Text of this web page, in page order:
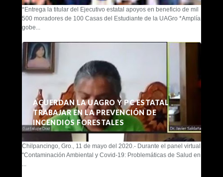
*Entrega la titular del Ejecutivo estatal apoyos en beneficio de mil
500 moradores de 100 Casas del Estudiante de la UAGro *Amplía
gobe...
ACUERDAN LA UAGRO Y PC ESTATAL
TRABAJAR EN LA PREVENCIÓN DE
INCENDIOS FORESTALES
Chilpancingo, Gro., 11 de mayo del 2020.- Durante el panel virtual
"Contaminación Ambiental y Covid-19: Problemáticas de Salud en
...